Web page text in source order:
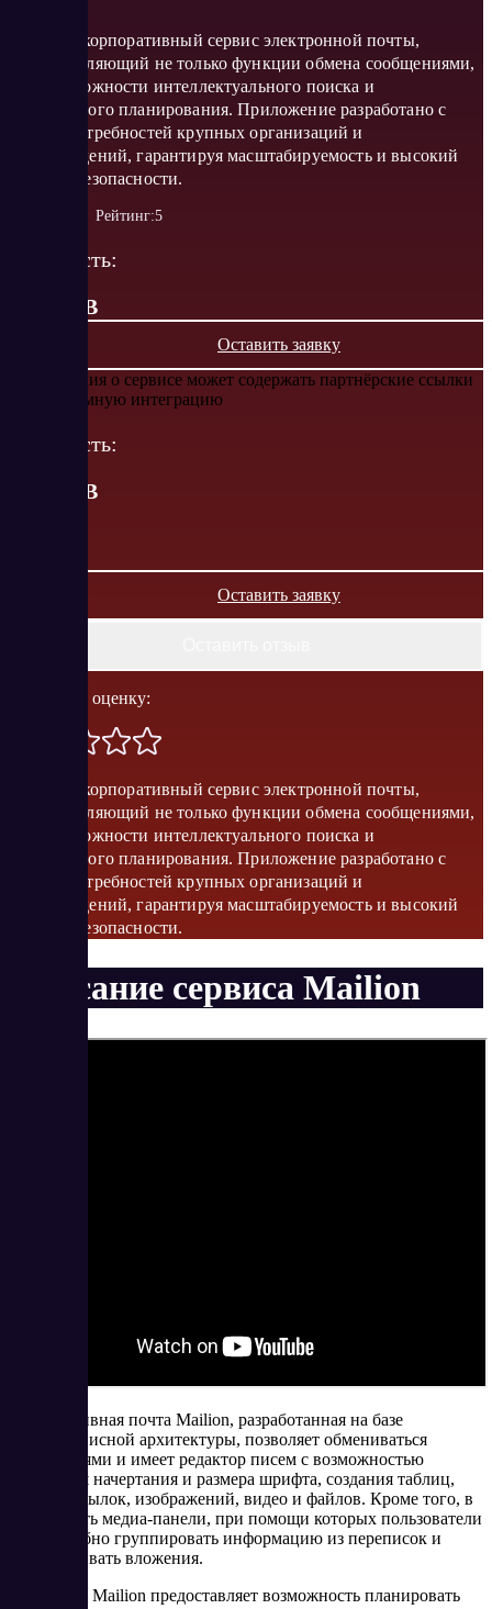
Mailion – корпоративный сервис электронной почты,
предоставляющий не только функции обмена сообщениями,
но и возможности интеллектуального поиска и
календарного планирования. Приложение разработано с
учетом потребностей крупных организаций и
госучреждений, гарантируя масштабируемость и высокий
уровень безопасности.
Рейтинг:5
Стоимость:
от 0 RUB
Оставить заявку
Информация о сервисе может содержать партнёрские ссылки
или рекламную интеграцию
Стоимость:
RUB
Оставить заявку
Поставить оценку:
Mailion – корпоративный сервис электронной почты,
предоставляющий не только функции обмена сообщениями,
но и возможности интеллектуального поиска и
календарного планирования. Приложение разработано с
учетом потребностей крупных организаций и
госучреждений, гарантируя масштабируемость и высокий
уровень безопасности.
Описание сервиса Mailion
Корпоративная почта Mailion, разработанная на базе
микросервисной архитектуры, позволяет обмениваться
сообщениями и имеет редактор писем с возможностью
изменения начертания и размера шрифта, создания таблиц,
вставки ссылок, изображений, видео и файлов. Кроме того, в
Mailion есть медиа-панели, при помощи которых пользователи
могут удобно группировать информацию из переписок и
просматривать вложения.
Календарь Mailion предоставляет возможность планировать